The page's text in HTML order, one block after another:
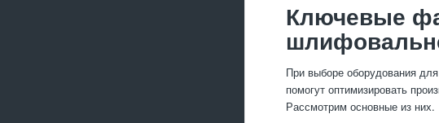
Ключевые
При выборе оборудования
помогут оптимизировать
Рассмотрим основные из них.